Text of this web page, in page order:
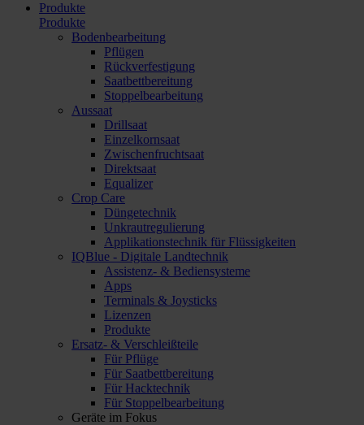
Produkte
Produkte
Bodenbearbeitung
Pflügen
Rückverfestigung
Saatbettbereitung
Stoppelbearbeitung
Aussaat
Drillsaat
Einzelkornsaat
Zwischenfruchtsaat
Direktsaat
Equalizer
Crop Care
Düngetechnik
Unkrautregulierung
Applikationstechnik für Flüssigkeiten
IQBlue - Digitale Landtechnik
Assistenz- & Bediensysteme
Apps
Terminals & Joysticks
Lizenzen
Produkte
Ersatz- & Verschleißteile
Für Pflüge
Für Saatbettbereitung
Für Hacktechnik
Für Stoppelbearbeitung
Geräte im Fokus